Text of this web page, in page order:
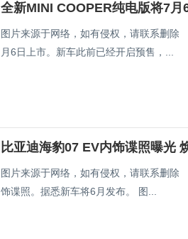
全新MINI COOPER纯电版将7
图片来源于网络，如有侵权，请联系删
月6日上市。新车此前已经开启预售，...
比亚迪海豹07 EV内饰谍照曝光
图片来源于网络，如有侵权，请联系删
饰谍照。据悉新车将6月发布。 图...